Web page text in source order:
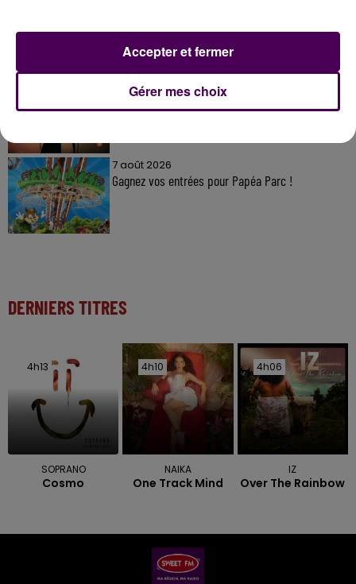
11 juillet 2026
Inscrivez-vous au casting The Voice & The Voice
Kids !
7 août 2026
Gagnez vos entrées pour Papéa Parc !
DERNIERS TITRES
4h13
4h13
SOPRANO
Cosmo
4h10
4h10
NAIKA
One Track Mind
4h06
4h06
IZ
Over The Rainbow
Gérer mes choix
Accepter et fermer